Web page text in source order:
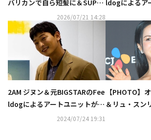
バリカンで自ら短髪に＆SUPER
JUNIOR ヒチョルらとの記念シ
ョットも
2026/07/21 14:28
ldogによるア
本初の個展
2AM ジヌン＆元BIGSTARのFee
ldogによるアートユニットが日
本初出展！東京のイベントに参
2024/07/24 19:31
【PHOTO】
＆リュ・スン
ISIONARY